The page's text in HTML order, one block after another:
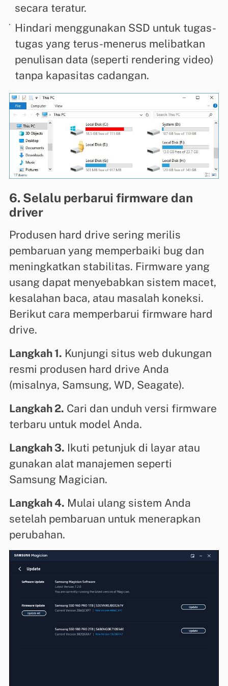
secara teratur.
Hindari menggunakan SSD untuk tugas-
tugas yang terus-menerus melibatkan
penulisan data (seperti rendering video)
tanpa kapasitas cadangan.
6. Selalu perbarui firmware dan
driver
Produsen hard drive sering merilis
pembaruan yang memperbaiki bug dan
meningkatkan stabilitas. Firmware yang
usang dapat menyebabkan sistem macet,
kesalahan baca, atau masalah koneksi.
Berikut cara memperbarui firmware hard
drive.
Langkah 1. Kunjungi situs web dukungan
resmi produsen hard drive Anda
(misalnya, Samsung, WD, Seagate).
Langkah 2. Cari dan unduh versi firmware
terbaru untuk model Anda.
Langkah 3. Ikuti petunjuk di layar atau
gunakan alat manajemen seperti
Samsung Magician.
Langkah 4. Mulai ulang sistem Anda
setelah pembaruan untuk menerapkan
perubahan.